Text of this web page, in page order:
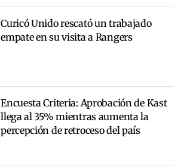
Curicó Unido rescató un trabajado
empate en su visita a Rangers
Encuesta Criteria: Aprobación de Kast
llega al 35% mientras aumenta la
percepción de retroceso del país